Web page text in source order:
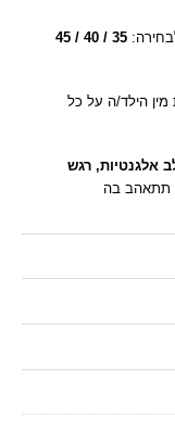
35 / 40 / 45
הילד/ה על כל
אלגנטיות, רגש
תתאהב בה